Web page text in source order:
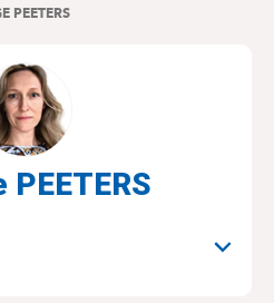
EN
PEETERS
PEETERS